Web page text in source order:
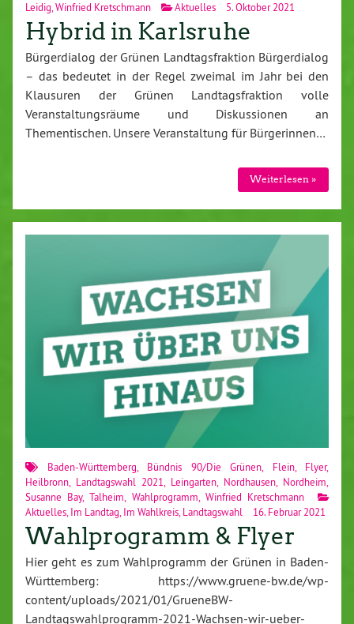
Leidig,Winfried Kretschmann Aktuelles 5. Oktober 2021
Hybrid in Karlsruhe
Bürgerdialog der Grünen Landtagsfraktion Bürgerdialog
– das bedeutet in der Regel zweimal im Jahr bei den
Klausuren der Grünen Landtagsfraktion volle
Veranstaltungsräume und Diskussionen an
Thementischen. Unsere Veranstaltung für Bürgerinnen…
Weiterlesen »
Baden-Württemberg, Bündnis 90/Die Grünen, Flein, Flyer,
Heilbronn, Landtagswahl 2021, Leingarten, Nordhausen, Nordheim,
Susanne Bay,Talheim, Wahlprogramm, Winfried Kretschmann
Aktuelles,Im Landtag,Im Wahlkreis,Landtagswahl 16. Februar 2021
Wahlprogramm & Flyer
Hier geht es zum Wahlprogramm der Grünen in Baden-
Württemberg: https://www.gruene-bw.de/wp-
content/uploads/2021/01/GrueneBW-
Landtagswahlprogramm-2021-Wachsen-wir-ueber-